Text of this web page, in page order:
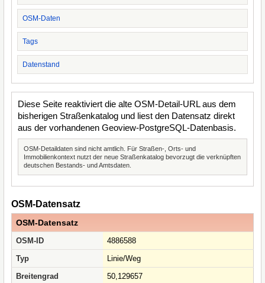
OSM-Daten
Tags
Datenstand
Diese Seite reaktiviert die alte OSM-Detail-URL aus dem
bisherigen Straßenkatalog und liest den Datensatz direkt
aus der vorhandenen Geoview-PostgreSQL-Datenbasis.
OSM-Detaildaten sind nicht amtlich. Für Straßen-, Orts- und
Immobilienkontext nutzt der neue Straßenkatalog bevorzugt die verknüpften
deutschen Bestands- und Amtsdaten.
OSM-Datensatz
OSM-Datensatz
OSM-ID
4886588
Typ
Linie/Weg
Breitengrad
50,129657